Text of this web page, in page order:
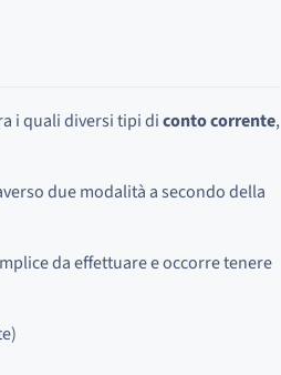
i quali diversi tipi diconto corrente,
due modalità a secondo della
da effettuare e occorre tenere